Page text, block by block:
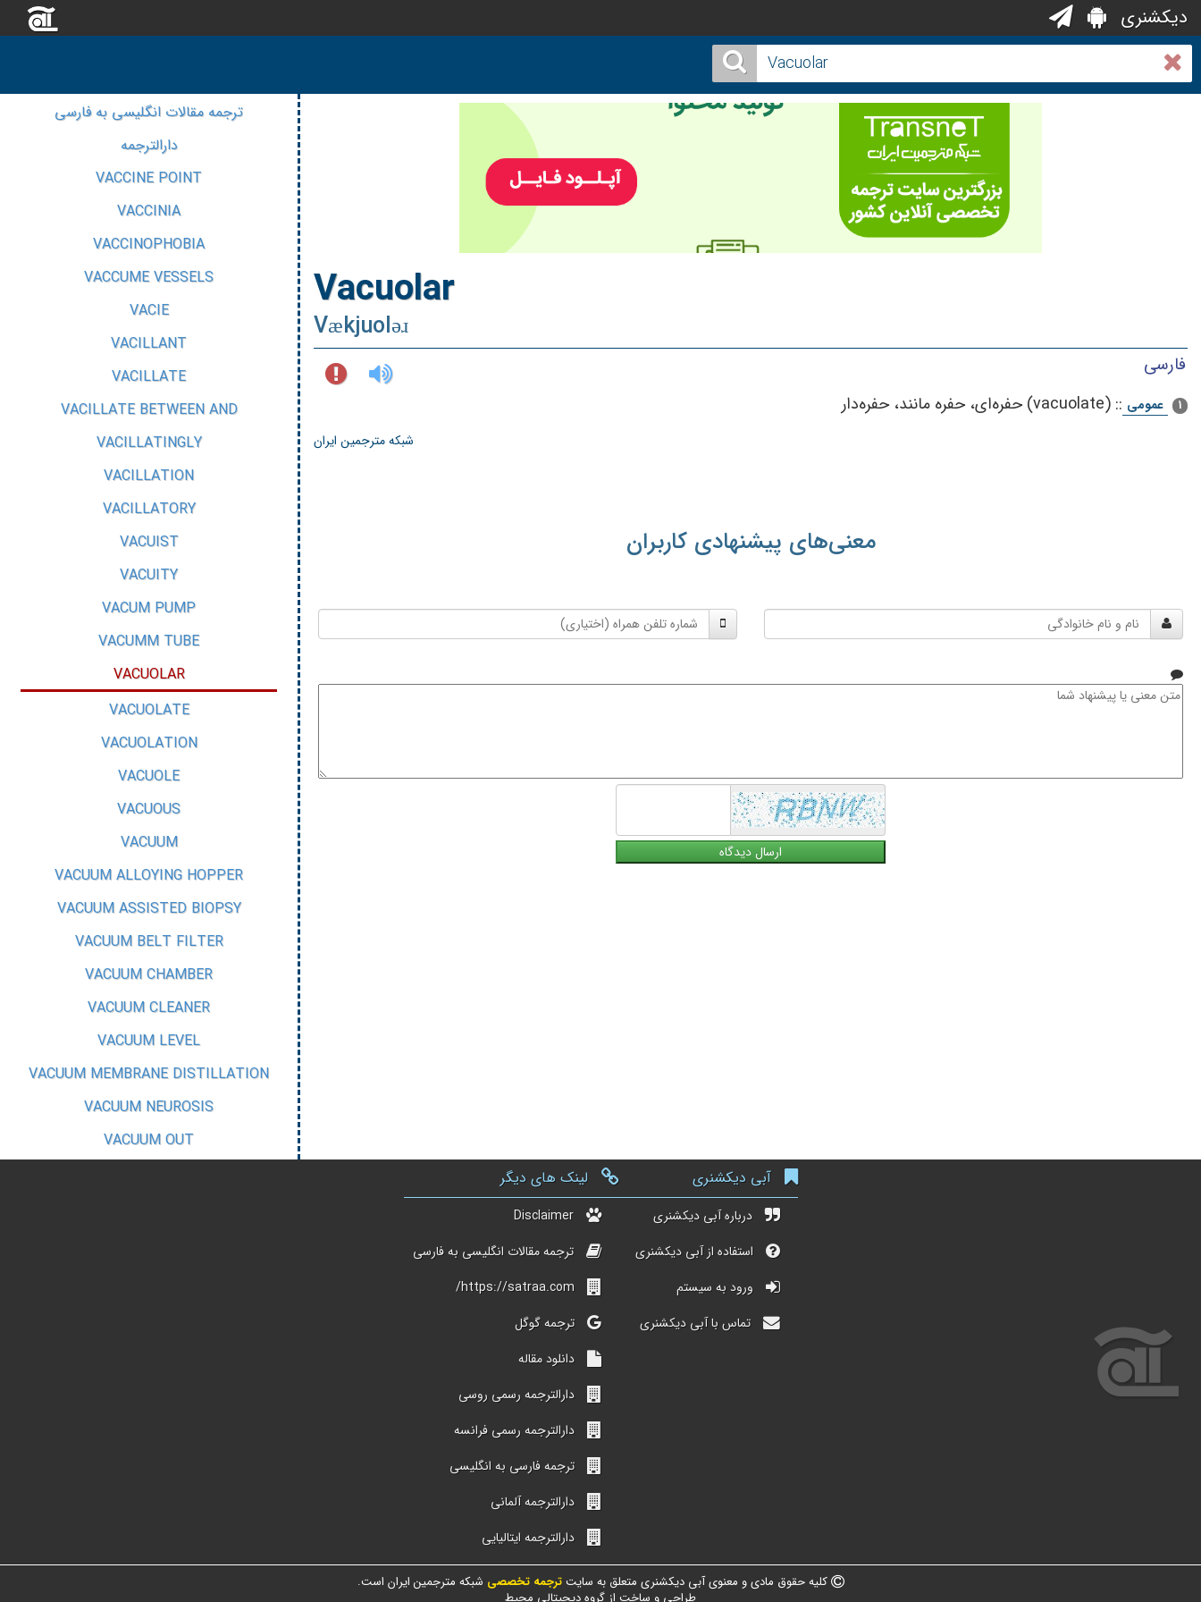
دیکشنری
Vacuolar
Vækjuoləɹ
فارسی
1 عمومی :: (vacuolate) حفره‌ای‌، حفره‌ مانند، حفره‌دار
شبکه مترجمین ایران
معنی‌های پیشنهادی کاربران
و
شماره
تلفن
متن
ترجمه مقالات انگلیسی به فارسی
دارالترجمه
VACCINE POINT
VACCINIA
VACCINOPHOBIA
VACCUME VESSELS
VACIE
VACILLANT
VACILLATE
VACILLATE BETWEEN AND
VACILLATINGLY
VACILLATION
VACILLATORY
VACUIST
VACUITY
VACUM PUMP
VACUMM TUBE
VACUOLAR
VACUOLATE
VACUOLATION
VACUOLE
VACUOUS
VACUUM
VACUUM ALLOYING HOPPER
VACUUM ASSISTED BIOPSY
VACUUM BELT FILTER
VACUUM CHAMBER
VACUUM CLEANER
VACUUM LEVEL
VACUUM MEMBRANE DISTILLATION
VACUUM NEUROSIS
VACUUM OUT
آبی دیکشنری
درباره آبی دیکشنری
استفاده از آبی دیکشنری
ورود به سیستم
تماس با آبی دیکشنری
لینک های دیگر
Disclaimer
ترجمه مقالات انگلیسی به فارسی
https://satraa.com/
ترجمه گوگل
دانلود مقاله
دارالترجمه رسمی روسی
دارالترجمه رسمی فرانسه
ترجمه فارسی به انگلیسی
دارالترجمه آلمانی
دارالترجمه ایتالیایی
کلیه حقوق مادی و معنوی آبی دیکشنری متعلق به سایتترجمه تخصصی شبکه مترجمین ایران است.
طراحی و ساخت از گروه دیجیتالی محیط